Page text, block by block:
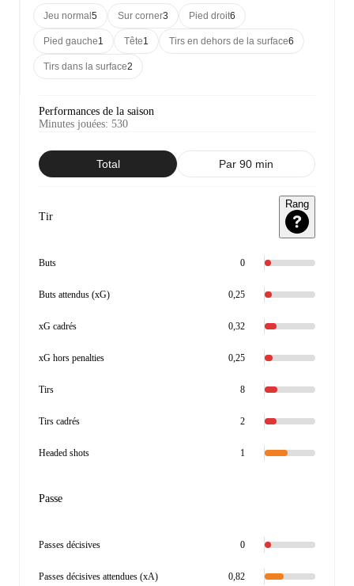
Jeu normal5 Sur corner3 Pied droit6
Pied gauche1 Tête1 Tirs en dehors de la surface6
Tirs dans la surface2
Performances de la saison
Minutes jouées: 530
Total Par 90 min
Tir
Rang
Buts 0
Buts attendus (xG) 0,25
xG cadrés 0,32
xG hors penalties 0,25
Tirs 8
Tirs cadrés 2
Headed shots 1
Passe
Passes décisives 0
Passes décisives attendues (xA) 0,82